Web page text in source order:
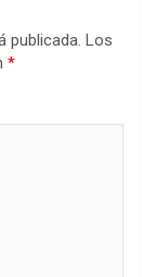
publicada. Los
*